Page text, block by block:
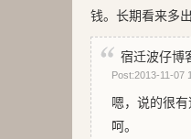
钱。长期看来多
宿迁波仔博
Post:2013-11-07
嗯，说的很
呵。